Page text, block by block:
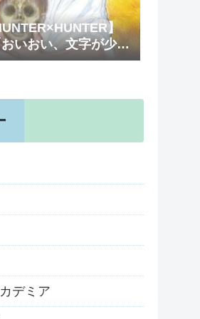
】
いおい、文字が少な
めるぞ！！」
デミア